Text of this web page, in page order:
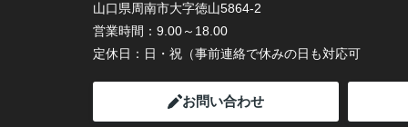
山口県周南市大字徳山5864-2
営業時間： 9.00～18.00
定休日： 日・祝（事前連絡で休みの日も対応可
お問い合わせ